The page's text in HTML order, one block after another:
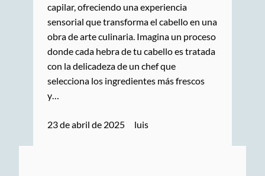
capilar, ofreciendo una experiencia
sensorial que transforma el cabello en una
obra de arte culinaria. Imagina un proceso
donde cada hebra de tu cabello es tratada
con la delicadeza de un chef que
selecciona los ingredientes más frescos
y…
23 de abril de 2025 luis